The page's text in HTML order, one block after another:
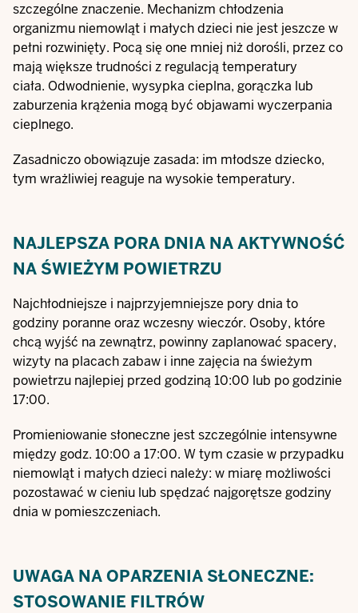
szczególne znaczenie. Mechanizm chłodzenia
organizmu niemowląt i małych dzieci nie jest jeszcze w
pełni rozwinięty. Pocą się one mniej niż dorośli, przez co
mają większe trudności z regulacją temperatury
ciała. Odwodnienie, wysypka cieplna, gorączka lub
zaburzenia krążenia mogą być objawami wyczerpania
cieplnego.
Zasadniczo obowiązuje zasada: im młodsze dziecko,
tym wrażliwiej reaguje na wysokie temperatury.
NAJLEPSZA PORA DNIA NA AKTYWNOŚĆ
NA ŚWIEŻYM POWIETRZU
Najchłodniejsze i najprzyjemniejsze pory dnia to
godziny poranne oraz wczesny wieczór. Osoby, które
chcą wyjść na zewnątrz, powinny zaplanować spacery,
wizyty na placach zabaw i inne zajęcia na świeżym
powietrzu najlepiej przed godziną 10:00 lub po godzinie
17:00.
Promieniowanie słoneczne jest szczególnie intensywne
między godz. 10:00 a 17:00. W tym czasie w przypadku
niemowląt i małych dzieci należy: w miarę możliwości
pozostawać w cieniu lub spędzać najgorętsze godziny
dnia w pomieszczeniach.
UWAGA NA OPARZENIA SŁONECZNE:
STOSOWANIE FILTRÓW